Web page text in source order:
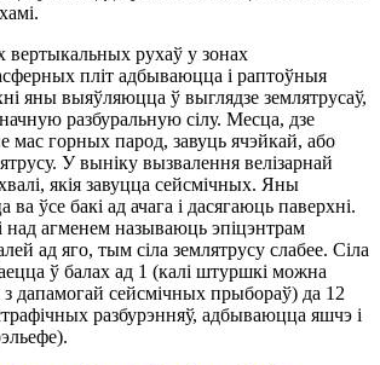
рухаў у зонах
пліт адбываюцца і раптоўныя
яны выяўляюцца ў выглядзе землятрусаў,
разбуральную сілу. Месца, дзе
мас горных парод, завуць ячэйкай, або
У выніку вызвалення велізарнай
якія завуцца сейсмічных. Яны
ўсе бакі ад ачага і дасягаюць паверхні.
над агменем называюць эпіцэнтрам
ад яго, тым сіла землятрусу слабее. Сіла
ў балах ад 1 (калі штуршкі можна
з дапамогай сейсмічных прыбораў) да 12
разбурэнняў, адбываюцца яшчэ і